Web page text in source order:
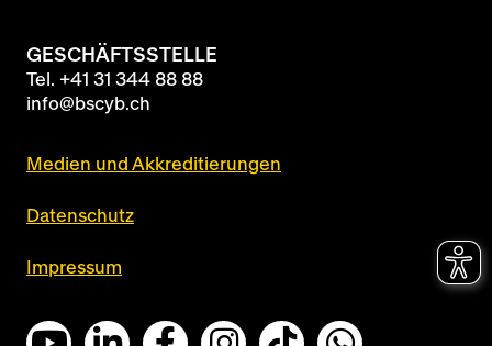
GESCHÄFTSSTELLE
Tel. +41 31 344 88 88
info@bscyb.ch
Medien und Akkreditierungen
Datenschutz
Impressum